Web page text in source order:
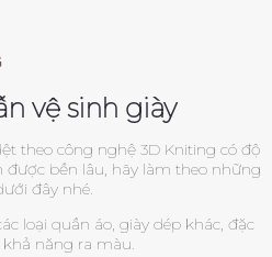
vệ sinh giày
theo công nghệ 3D Kniting có độ
được bền lâu, hãy làm theo những
đây nhé.
loại quần áo, giày dép khác, đặc
năng ra màu.